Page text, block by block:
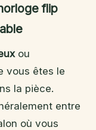
flip
ou
vous êtes le
la pièce.
entre
où vous